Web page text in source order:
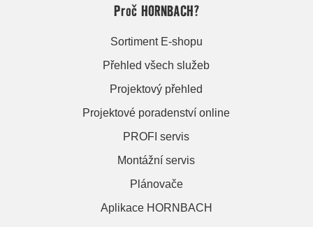
Proč HORNBACH?
Sortiment E-shopu
Přehled všech služeb
Projektový přehled
Projektové poradenství online
PROFI servis
Montážní servis
Plánovače
Aplikace HORNBACH